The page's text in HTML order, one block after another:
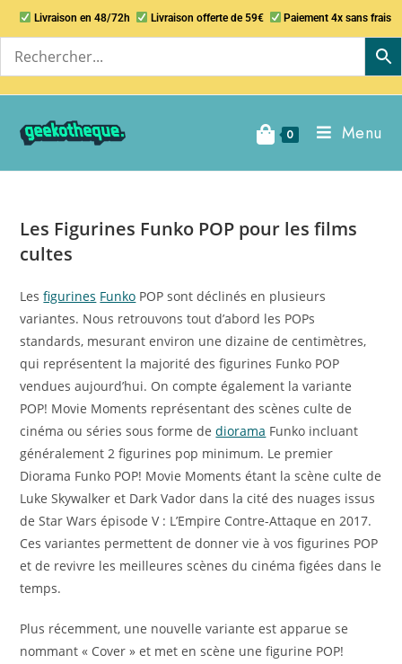
Livraison en 48/72h Livraison offerte de 59€ Paiement 4x sans frais
0 Menu
Les Figurines Funko POP pour les films
cultes
Lesfigurines Funko POP sont déclinés en plusieurs
variantes. Nous retrouvons tout d’abord les POPs
standards, mesurant environ une dizaine de centimètres,
qui représentent la majorité des figurines Funko POP
vendues aujourd’hui. On compte également la variante
POP! Movie Moments représentant des scènes culte de
cinéma ou séries sous forme dediorama Funko incluant
généralement 2 figurines pop minimum. Le premier
Diorama Funko POP! Movie Moments étant la scène culte de
Luke Skywalker et Dark Vador dans la cité des nuages issus
de Star Wars épisode V : L’Empire Contre-Attaque en 2017.
Ces variantes permettent de donner vie à vos figurines POP
et de revivre les meilleures scènes du cinéma figées dans le
temps.
Plus récemment, une nouvelle variante est apparue se
nommant « Cover » et met en scène une figurine POP!